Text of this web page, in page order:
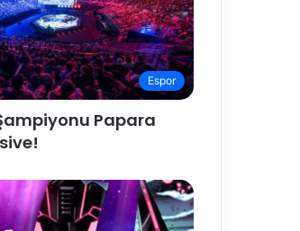
Espor
Papara